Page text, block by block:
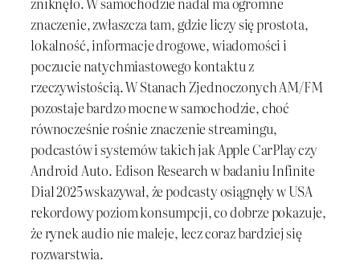
znaczenie, zwłaszcza tam, gdzie liczy się prostota,
lokalność, informacje drogowe, wiadomości i
poczucie natychmiastowego kontaktu z
rzeczywistością. W Stanach Zjednoczonych AM/FM
pozostaje bardzo mocne w samochodzie, choć
równocześnie rośnie znaczenie streamingu,
podcastów i systemów takich jak Apple CarPlay czy
Android Auto. Edison Research w badaniu Infinite
Dial 2025 wskazywał, że podcasty osiągnęły w USA
rekordowy poziom konsumpcji, co dobrze pokazuje,
że rynek audio nie maleje, lecz coraz bardziej się
rozwarstwia.